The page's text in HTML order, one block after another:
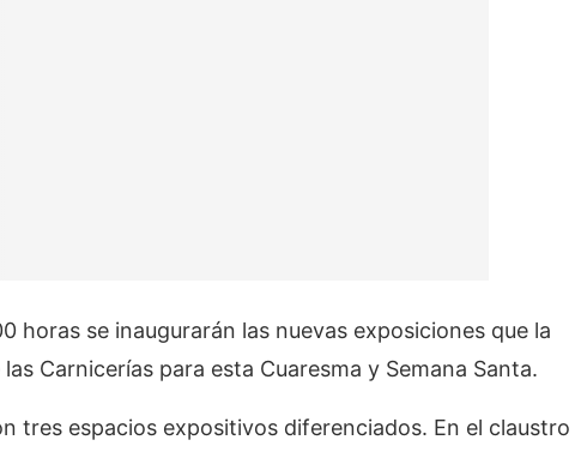
horas se inaugurarán las nuevas exposiciones que la
Carnicerías para esta Cuaresma y Semana Santa.
tres espacios expositivos diferenciados. En el claustro